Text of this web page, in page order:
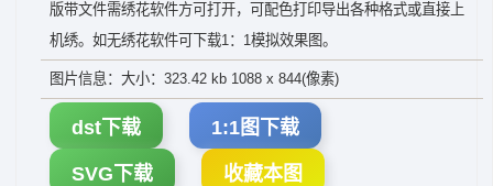
版带文件需绣花软件方可打开，可配色打印导出各种格式或直接上
机绣。如无绣花软件可下载1：1模拟效果图。
图片信息：大小：323.42 kb 1088 x 844(像素)
dst下载 1:1图下载
SVG下载 收藏本图